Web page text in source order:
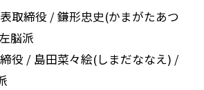
取締役 / 鎌形忠史(かまがたあつ
脳派
役 / 島田菜々絵(しまだななえ) /